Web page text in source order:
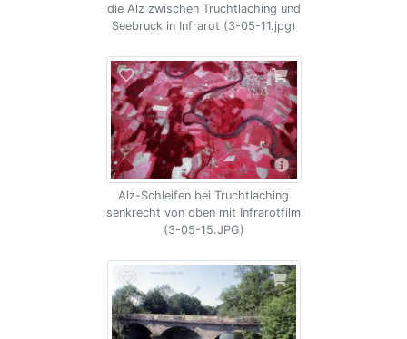
die Alz zwischen Truchtlaching und
Seebruck in Infrarot (3-05-11.jpg)
Alz-Schleifen bei Truchtlaching
senkrecht von oben mit Infrarotfilm
(3-05-15.JPG)